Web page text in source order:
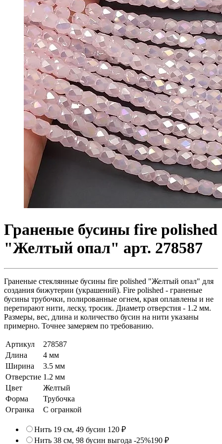
Граненые бусины fire polished
"Желтый опал" арт. 278587
Граненые стеклянные бусины fire polished "Желтый опал" для
создания бижутерии (украшений). Fire polished - граненые
бусины трубочки, полированные огнем, края оплавлены и не
перетирают нити, леску, тросик. Диаметр отверстия - 1.2 мм.
Размеры, вес, длина и количество бусин на нити указаны
примерно. Точнее замеряем по требованию.
Артикул
278587
Длина
4 мм
Ширина
3.5 мм
Отверстие 1.2 мм
Цвет
Желтый
Форма
Трубочка
Огранка
С огранкой
Нить 19 см, 49 бусин 120 ₽
Нить 38 см, 98 бусин выгода -25%190 ₽